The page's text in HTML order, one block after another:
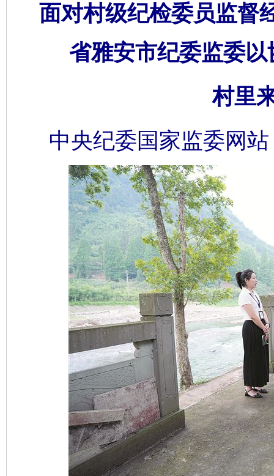
面对村级纪检委员监督
省雅安市纪委监委
村里
中央纪委国家监委网